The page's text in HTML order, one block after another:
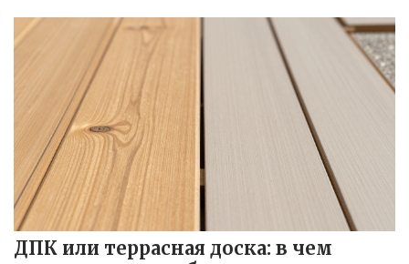
ДПК или террасная доска: в чем